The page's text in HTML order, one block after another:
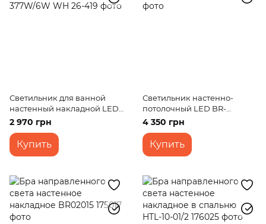
Светильник для ванной
настенный накладной LED
BL-377W/6W WH
2 970 грн
Купить
Светильник настенно-
потолочный LED BR-
996W/16W WH
4 350 грн
Купить